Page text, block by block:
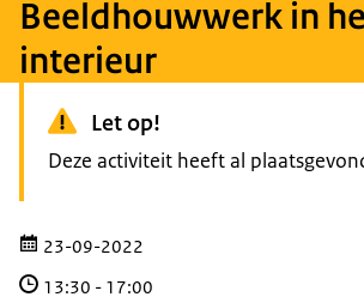
Beeldhouwwerk in
interieur
Let op!
Deze activiteit heeft al
23-09-2022
13:30 - 17:00